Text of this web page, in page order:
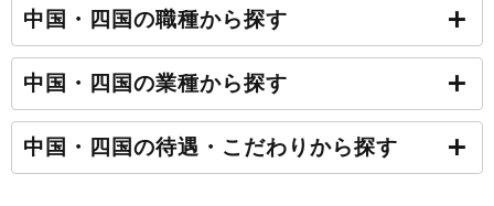
中国・四国の職種から探す
中国・四国の業種から探す
中国・四国の待遇・こだわりから探す